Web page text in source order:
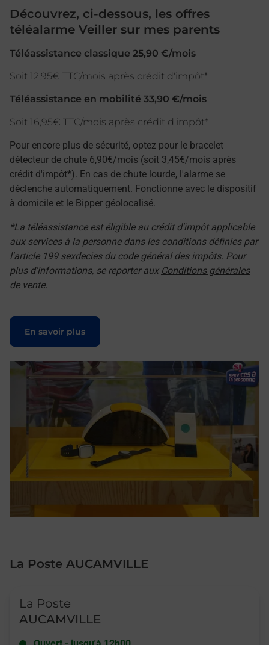
Découvrez, ci-dessous, les offres
téléalarme Veiller sur mes parents
Téléassistance classique 25,90 €/mois
Soit 12,95€ TTC/mois après crédit d'impôt*
Téléassistance en mobilité 33,90 €/mois
Soit 16,95€ TTC/mois après crédit d'impôt*
Pour encore plus de sécurité, optez pour le bracelet
détecteur de chute 6,90€/mois (soit 3,45€/mois après
crédit d'impôt*). En cas de chute lourde, l'alarme se
déclenche automatiquement. Fonctionne avec le dispositif
à domicile et le Bipper géolocalisé.
*La téléassistance est éligible au crédit d'impôt applicable
aux services à la personne dans les conditions définies par
l'article 199 sexdecies du code général des impôts. Pour
plus d'informations, se reporter aux Conditions générales
de vente.
En savoir plus
Le lien s'ouvre dans un nouvel onglet
La Poste AUCAMVILLE
La Poste
AUCAMVILLE